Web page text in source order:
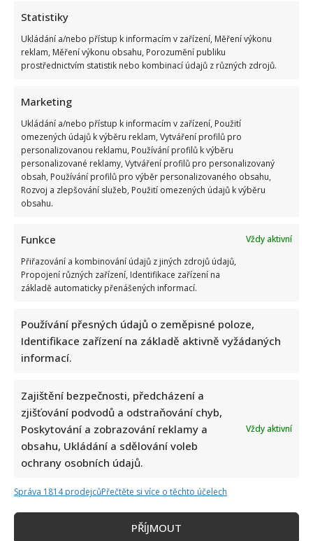
Statistiky
Ukládání a/nebo přístup k informacím v zařízení, Měření výkonu
reklam, Měření výkonu obsahu, Porozumění publiku
prostřednictvím statistik nebo kombinací údajů z různých zdrojů.
Marketing
Ukládání a/nebo přístup k informacím v zařízení, Použití
omezených údajů k výběru reklam, Vytváření profilů pro
personalizovanou reklamu, Používání profilů k výběru
personalizované reklamy, Vytváření profilů pro personalizovaný
obsah, Používání profilů pro výběr personalizovaného obsahu,
Rozvoj a zlepšování služeb, Použití omezených údajů k výběru
obsahu.
Funkce
Vždy aktivní
Přiřazování a kombinování údajů z jiných zdrojů údajů,
Propojení různých zařízení, Identifikace zařízení na
základě automaticky přenášených informací.
Používání přesných údajů o zeměpisné poloze,
Identifikace zařízení na základě aktivně vyžádaných
informací.
Zajištění bezpečnosti, předcházení a
zjišťování podvodů a odstraňování chyb,
Poskytování a zobrazování reklamy a
obsahu, Ukládání a sdělování voleb
ochrany osobních údajů.
Vždy aktivní
Správa 1814 prodejcůPřečtěte si více o těchto účelech
PŘÍJMOUT